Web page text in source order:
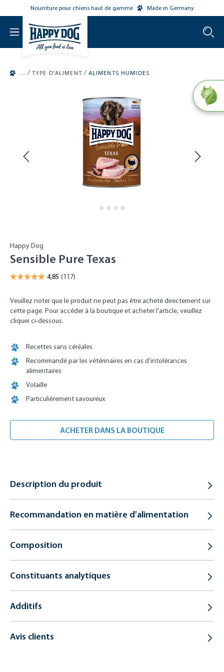
main contentNourriture pour chiens haut de gamme Made in Germany
/ TYPE D'ALIMENT / ALIMENTS HUMIDES
Happy Dog
Sensible Pure Texas
Veuillez noter que le produit ne peut pas être acheté directement sur
cette page. Pour accéder à la boutique et acheter l'article, veuillez
cliquer ci-dessous.
Recettes sans céréales
Recommandé par les vétérinaires en cas d'intolérances
alimentaires
Volaille
Particulièrement savoureux
ACHETER DANS LA BOUTIQUE
Description du produit
Recommandation en matière d'alimentation
Composition
Constituants analytiques
Additifs
Avis clients